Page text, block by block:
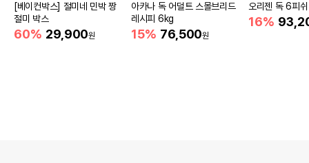
[베이컨박스] 절미네 민박 짱
절미 박스
60% 29,900원
아카나 독 어덜트 스몰브리드
레시피 6kg
15% 76,500원
오리젠 독 6피
16%